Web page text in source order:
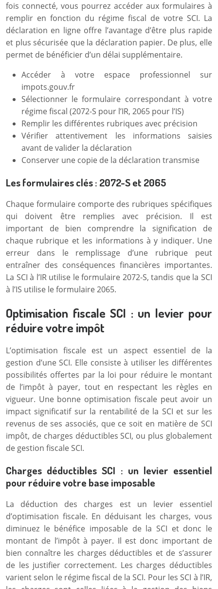
fois connecté, vous pourrez accéder aux formulaires à
remplir en fonction du régime fiscal de votre SCI. La
déclaration en ligne offre l’avantage d’être plus rapide
et plus sécurisée que la déclaration papier. De plus, elle
permet de bénéficier d’un délai supplémentaire.
Accéder à votre espace professionnel sur
impots.gouv.fr
Sélectionner le formulaire correspondant à votre
régime fiscal (2072-S pour l’IR, 2065 pour l’IS)
Remplir les différentes rubriques avec précision
Vérifier attentivement les informations saisies
avant de valider la déclaration
Conserver une copie de la déclaration transmise
Les formulaires clés : 2072-S et 2065
Chaque formulaire comporte des rubriques spécifiques
qui doivent être remplies avec précision. Il est
important de bien comprendre la signification de
chaque rubrique et les informations à y indiquer. Une
erreur dans le remplissage d’une rubrique peut
entraîner des conséquences financières importantes.
La SCI à l’IR utilise le formulaire 2072-S, tandis que la SCI
à l’IS utilise le formulaire 2065.
Optimisation fiscale SCI : un levier pour
réduire votre impôt
L’optimisation fiscale est un aspect essentiel de la
gestion d’une SCI. Elle consiste à utiliser les différentes
possibilités offertes par la loi pour réduire le montant
de l’impôt à payer, tout en respectant les règles en
vigueur. Une bonne optimisation fiscale peut avoir un
impact significatif sur la rentabilité de la SCI et sur les
revenus de ses associés, que ce soit en matière de SCI
impôt, de charges déductibles SCI, ou plus globalement
de gestion fiscale SCI.
Charges déductibles SCI : un levier essentiel
pour réduire votre base imposable
La déduction des charges est un levier essentiel
d’optimisation fiscale. En déduisant les charges, vous
diminuez le bénéfice imposable de la SCI et donc le
montant de l’impôt à payer. Il est donc important de
bien connaître les charges déductibles et de s’assurer
de les justifier correctement. Les charges déductibles
varient selon le régime fiscal de la SCI. Pour les SCI à l’IR,